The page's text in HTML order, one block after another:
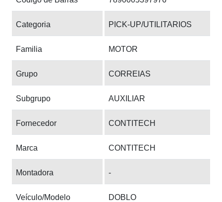
Categoria PICK-UP/UTILITARIOS
Familia MOTOR
Grupo CORREIAS
Subgrupo AUXILIAR
Fornecedor CONTITECH
Marca CONTITECH
Montadora -
Veículo/Modelo DOBLO